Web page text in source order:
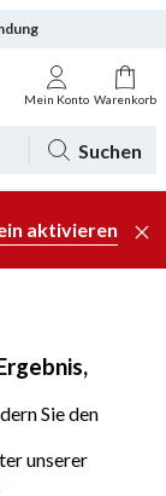
Mein Konto Warenkorb
Suchen
aktivieren
Sie den
unserer